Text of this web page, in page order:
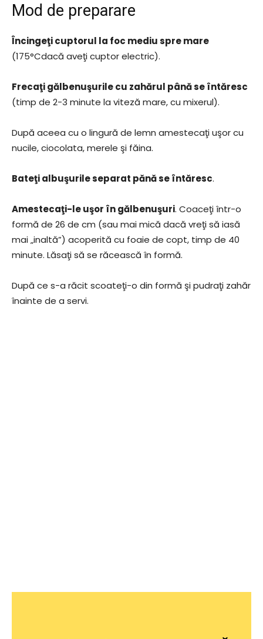
Mod de preparare
Încingeţi cuptorul la foc mediu spre mare
(175°Cdacă aveţi cuptor electric).
Frecaţi gălbenuşurile cu zahărul până se întăresc
(timp de 2-3 minute la viteză mare, cu mixerul).
După aceea cu o lingură de lemn amestecaţi uşor cu
nucile, ciocolata, merele şi făina.
Bateţi albuşurile separat pănă se întăresc.
Amestecaţi-le uşor în gălbenuşuri. Coaceţi într-o
formă de 26 de cm (sau mai mică dacă vreţi să iasă
mai „inaltă”) acoperită cu foaie de copt, timp de 40
minute. Lăsaţi să se răcească în formă.
După ce s-a răcit scoateţi-o din formă şi pudraţi zahăr
înainte de a servi.